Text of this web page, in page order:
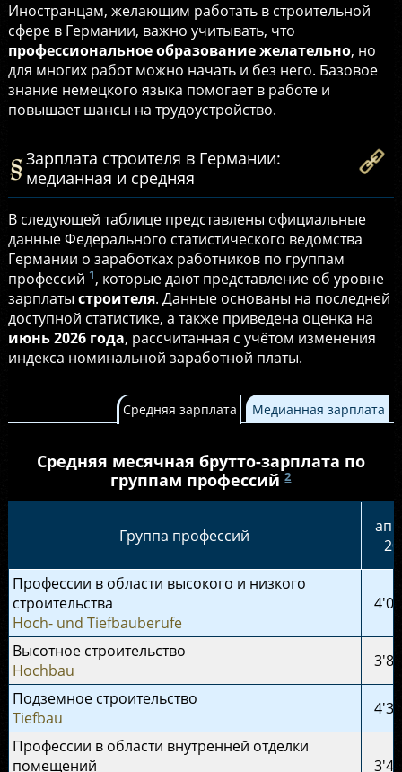
Иностранцам, желающим работать в строительной
сфере в Германии, важно учитывать, что
профессиональное образование желательно, но
для многих работ можно начать и без него. Базовое
знание немецкого языка помогает в работе и
повышает шансы на трудоустройство.
Зарплата строителя в Германии:
медианная и средняя
В следующей таблице представлены официальные
данные Федерального статистического ведомства
Германии о заработках работников по группам
профессий 1, которые дают представление об уровне
зарплаты строителя. Данные основаны на последней
доступной статистике, а также приведена оценка на
июнь 2026 года, рассчитанная с учётом изменения
индекса номинальной заработной платы.
Средняя зарплата Медианная зарплата
Средняя месячная брутто-зарплата по
группам профессий2
Группа профессий
Профессии в области высокого и низкого
строительства
Hoch- und Tiefbauberufe
Высотное строительство
Hochbau
Подземное строительство
Tiefbau
Профессии в области внутренней отделки
помещений